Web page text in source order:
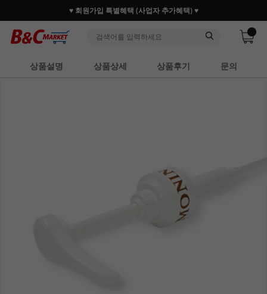
♥ 회원가입 특별혜택 (사업자 추가혜택) ♥
상품설명 상품상세 상품후기 문의